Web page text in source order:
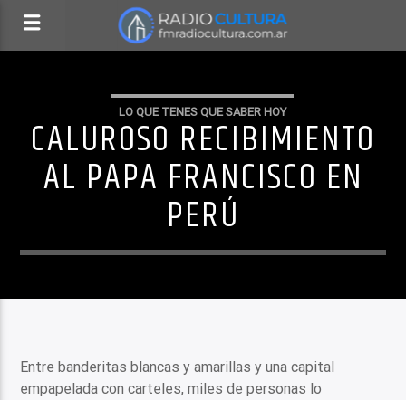
LO QUE TENES QUE SABER HOY
CALUROSO RECIBIMIENTO
AL PAPA FRANCISCO EN
PERÚ
Entre banderitas blancas y amarillas y una capital
empapelada con carteles, miles de personas lo